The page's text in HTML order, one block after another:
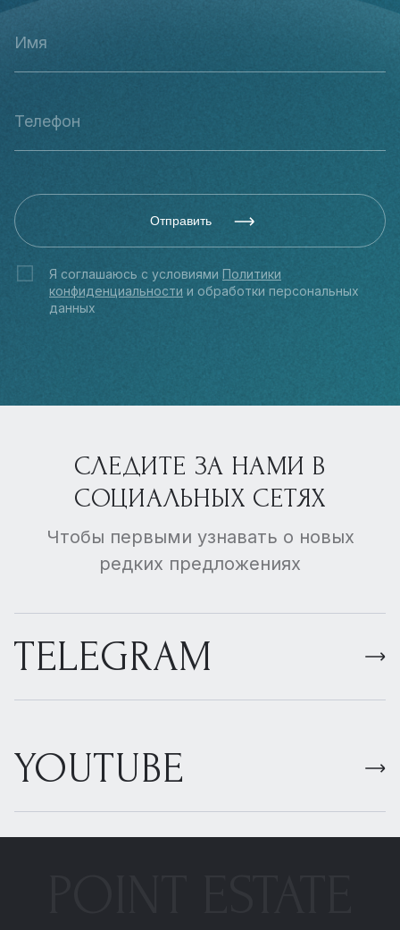
Отправить
Я соглашаюсь с условиями Политики
конфиденциальности и обработки персональных
данных
СЛЕДИТЕ ЗА НАМИ В
СОЦИАЛЬНЫХ СЕТЯХ
Чтобы первыми узнавать о новых
редких предложениях
TELEGRAM
YOUTUBE